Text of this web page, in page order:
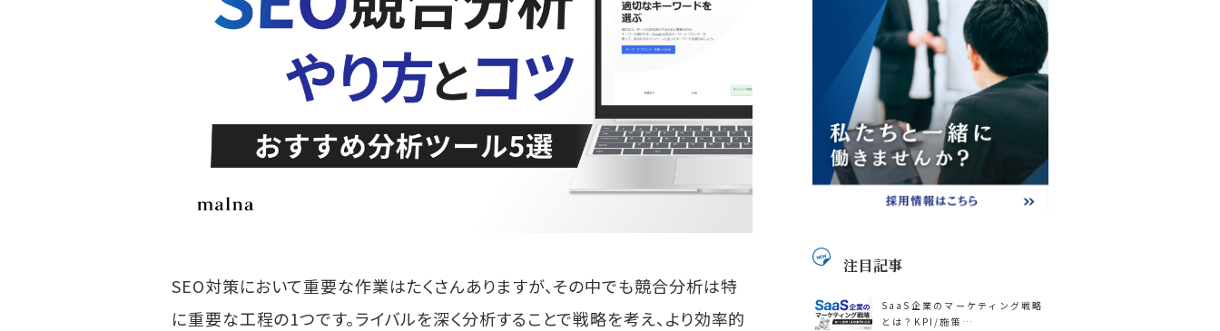
SEO対策において重要な作業はたくさんありますが、その中でも競合分析は特
に重要な工程の1つです。ライバルを深く分析することで戦略を考え、より効率的
注目記事
SaaS企業のマーケティング戦略
とは？KPI/施策…